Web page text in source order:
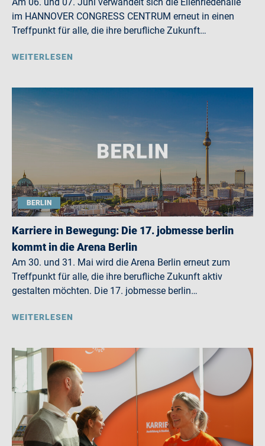
im HANNOVER CONGRESS CENTRUM erneut in einen
Treffpunkt für alle, die ihre berufliche Zukunft…
WEITERLESEN
BERLIN
Karriere in Bewegung: Die 17. jobmesse berlin
kommt in die Arena Berlin
Am 30. und 31. Mai wird die Arena Berlin erneut zum
Treffpunkt für alle, die ihre berufliche Zukunft aktiv
gestalten möchten. Die 17. jobmesse berlin…
WEITERLESEN